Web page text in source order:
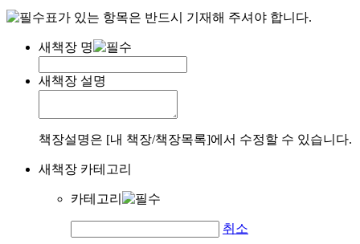
표가 있는 항목은 반드시 기재해 주셔야 합니다.
새책장 명
새책장 설명
책장설명은 [내 책장/책장목록]에서 수정할 수 있습니다.
새책장 카테고리
카테고리
취소